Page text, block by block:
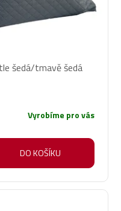
šedá/tmavě šedá
Vyrobíme pro vás
DO KOŠÍKU